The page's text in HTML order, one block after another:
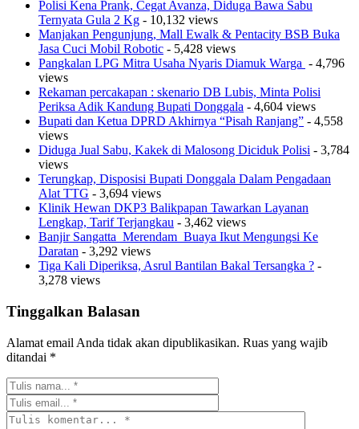
Polisi Kena Prank, Cegat Avanza, Diduga Bawa Sabu
Ternyata Gula 2 Kg - 10,132 views
Manjakan Pengunjung, Mall Ewalk & Pentacity BSB Buka
Jasa Cuci Mobil Robotic - 5,428 views
Pangkalan LPG Mitra Usaha Nyaris Diamuk Warga - 4,796
views
Rekaman percakapan : skenario DB Lubis, Minta Polisi
Periksa Adik Kandung Bupati Donggala - 4,604 views
Bupati dan Ketua DPRD Akhirnya “Pisah Ranjang” - 4,558
views
Diduga Jual Sabu, Kakek di Malosong Diciduk Polisi - 3,784
views
Terungkap, Disposisi Bupati Donggala Dalam Pengadaan
Alat TTG - 3,694 views
Klinik Hewan DKP3 Balikpapan Tawarkan Layanan
Lengkap, Tarif Terjangkau - 3,462 views
Banjir Sangatta Merendam Buaya Ikut Mengungsi Ke
Daratan - 3,292 views
Tiga Kali Diperiksa, Asrul Bantilan Bakal Tersangka ? -
3,278 views
Tinggalkan Balasan
Alamat email Anda tidak akan dipublikasikan. Ruas yang wajib
ditandai *